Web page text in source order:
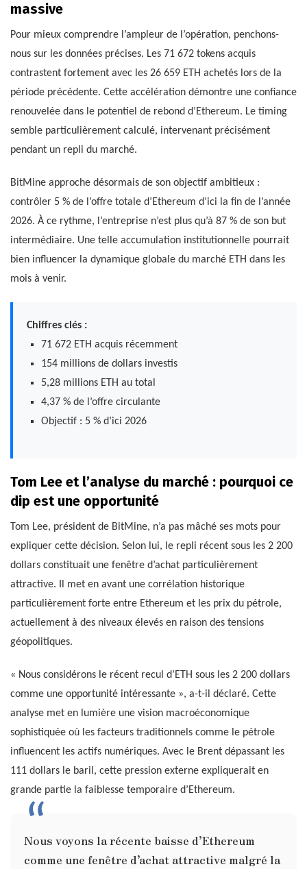
massive
Pour mieux comprendre l’ampleur de l’opération, penchons-
nous sur les données précises. Les 71 672 tokens acquis
contrastent fortement avec les 26 659 ETH achetés lors de la
période précédente. Cette accélération démontre une confiance
renouvelée dans le potentiel de rebond d’Ethereum. Le timing
semble particulièrement calculé, intervenant précisément
pendant un repli du marché.
BitMine approche désormais de son objectif ambitieux :
contrôler 5 % de l’offre totale d’Ethereum d’ici la fin de l’année
2026. À ce rythme, l’entreprise n’est plus qu’à 87 % de son but
intermédiaire. Une telle accumulation institutionnelle pourrait
bien influencer la dynamique globale du marché ETH dans les
mois à venir.
Chiffres clés :
71 672 ETH acquis récemment
154 millions de dollars investis
5,28 millions ETH au total
4,37 % de l’offre circulante
Objectif : 5 % d’ici 2026
Tom Lee et l’analyse du marché : pourquoi ce
dip est une opportunité
Tom Lee, président de BitMine, n’a pas mâché ses mots pour
expliquer cette décision. Selon lui, le repli récent sous les 2 200
dollars constituait une fenêtre d’achat particulièrement
attractive. Il met en avant une corrélation historique
particulièrement forte entre Ethereum et les prix du pétrole,
actuellement à des niveaux élevés en raison des tensions
géopolitiques.
« Nous considérons le récent recul d’ETH sous les 2 200 dollars
comme une opportunité intéressante », a-t-il déclaré. Cette
analyse met en lumière une vision macroéconomique
sophistiquée où les facteurs traditionnels comme le pétrole
influencent les actifs numériques. Avec le Brent dépassant les
111 dollars le baril, cette pression externe expliquerait en
grande partie la faiblesse temporaire d’Ethereum.
Nous voyons la récente baisse d’Ethereum
comme une fenêtre d’achat attractive malgré la